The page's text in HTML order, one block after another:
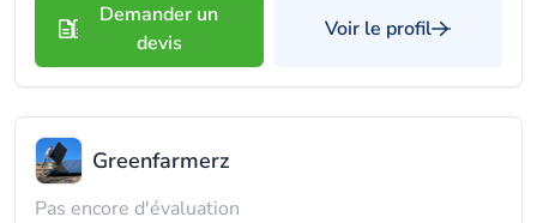
Demander un
devis
Voir le profil
Greenfarmerz
Pas encore d'évaluation